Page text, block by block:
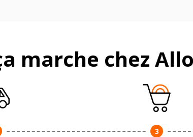
marche chez
3